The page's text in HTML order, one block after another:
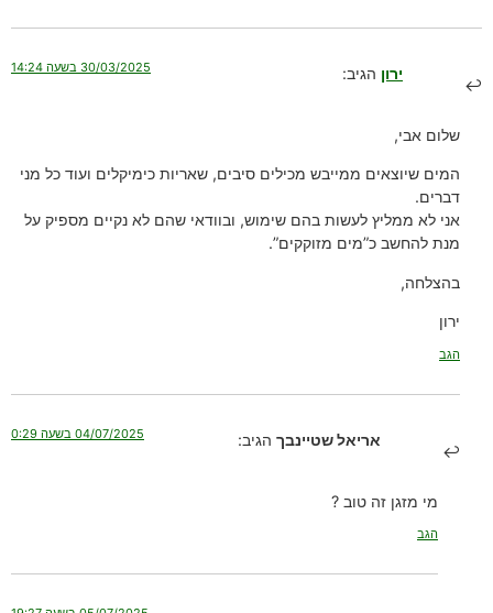
ירון הגיב: 30/03/2025 בשעה 14:24
שלום אבי,
המים שיוצאים ממייבש מכילים סיבים, שאריות כימיקלים ועוד כל מני
דברים.
אני לא ממליץ לעשות בהם שימוש, ובוודאי שהם לא נקיים מספיק על
מנת להחשב כ”מים מזוקקים”.
בהצלחה,
ירון
הגב
אריאל שטיינבך הגיב: 04/07/2025 בשעה 0:29
מי מזגן זה טוב ?
הגב